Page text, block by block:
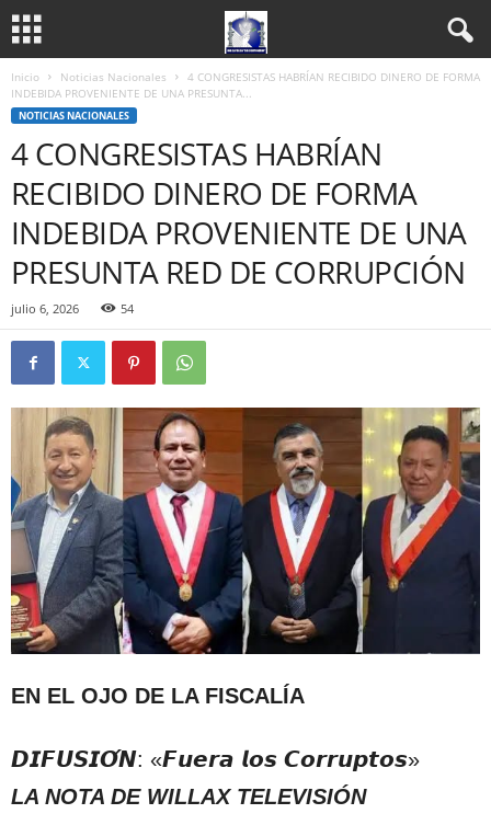
Inicio Noticias Nacionales
4 CONGRESISTAS HABRÍAN RECIBIDO DINERO DE FORMA
INDEBIDA PROVENIENTE DE UNA PRESUNTA...
NOTICIAS NACIONALES
4 CONGRESISTAS HABRÍAN
RECIBIDO DINERO DE FORMA
INDEBIDA PROVENIENTE DE UNA
PRESUNTA RED DE CORRUPCIÓN
julio 6, 2026 54
EN EL OJO DE LA FISCALÍA
𝘿𝙄𝙁𝙐𝙎𝙄𝙊́𝙉: «𝙁𝙪𝙚𝙧𝙖 𝙡𝙤𝙨 𝘾𝙤𝙧𝙧𝙪𝙥𝙩𝙤𝙨»
LA NOTA DE WILLAX TELEVISIÓN